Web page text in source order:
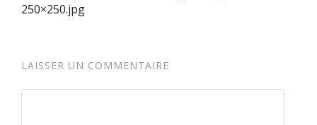
250×250.jpg
LAISSER UN COMMENTAIRE